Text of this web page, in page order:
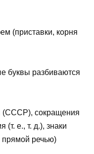
(приставки, корня
буквы разбиваются
(СССР), сокращения
(т. е., т. д.), знаки
прямой речью)